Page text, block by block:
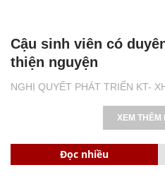
NGHỊ QUYẾT PHÁT TRIỂN KT-
Cậu sinh viên có
thiện nguyện
XEM THÊM
Đọc nhiều